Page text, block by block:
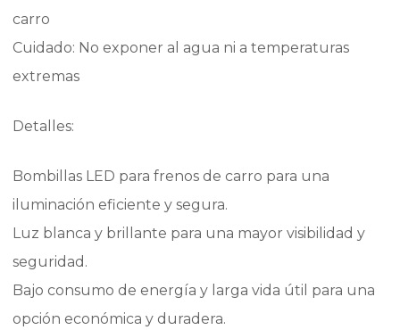
carro
Cuidado: No exponer al agua ni a temperaturas
extremas
Detalles:
Bombillas LED para frenos de carro para una
iluminación eficiente y segura.
Luz blanca y brillante para una mayor visibilidad y
seguridad.
Bajo consumo de energía y larga vida útil para una
opción económica y duradera.